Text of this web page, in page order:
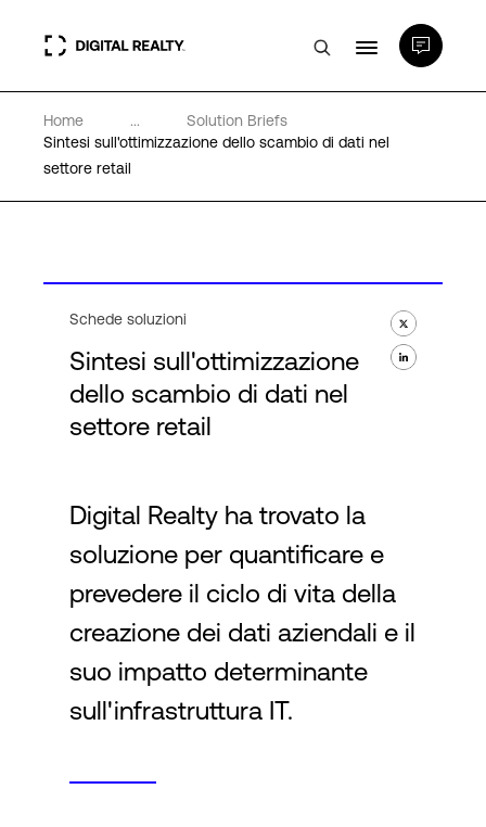
Data center
PlatformDIGITAL®
Chi Siamo
Accesso
Home ...
Solution Briefs
Sintesi sull'ottimizzazione dello scambio di dati nel
settore retail
Schede soluzioni
Sintesi sull'ottimizzazione
dello scambio di dati nel
settore retail
Digital Realty ha trovato la
soluzione per quantificare e
prevedere il ciclo di vita della
creazione dei dati aziendali e il
suo impatto determinante
sull'infrastruttura IT.